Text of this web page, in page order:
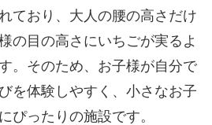
ており、大人の腰の高さだけ
の目の高さにいちごが実るよ
。そのため、お子様が自分で
を体験しやすく、小さなお子
ぴったりの施設です。